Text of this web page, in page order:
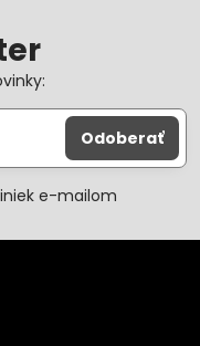
Odoberať
e-mailom